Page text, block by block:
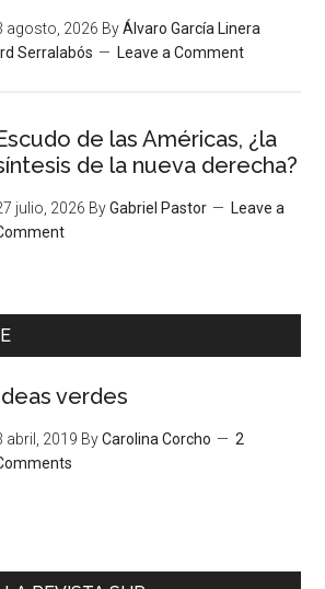
agosto, 2026 ByÁlvaro García Linera
Serralabós
Leave a Comment
de las Américas, ¿la
de la nueva derecha?
julio, 2026 ByGabriel Pastor
Leave a
verdes
abril, 2019 ByCarolina Corcho
2